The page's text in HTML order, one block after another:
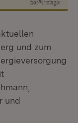
und zum
und